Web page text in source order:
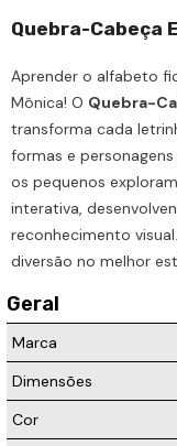
Quebra-Cabeça
Aprender o alfabeto
Mônica! O Quebra-
transforma cada
formas e
os pequenos
interativa,
reconhecimento
diversão no melhor
Geral
Marca
Dimensões
Cor